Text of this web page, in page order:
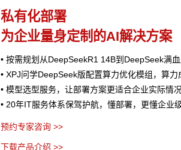
私有化部署
为企业量身定制的AI解决方案
• 按需规划从DeepSeekR1 14B到DeepSeek满
• XPJ问学DeepSeek版配置算力优化模组，算力
• 模型选型服务，让部署方案更适合企业实际情
• 20年IT服务体系保驾护航，懂部署，更懂企业
预约专家咨询 >>
下载产品介绍 >>